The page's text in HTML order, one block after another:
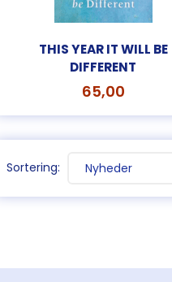
Læg i kurv
THIS YEAR IT WILL BE
DIFFERENT
65,00
Sortering: